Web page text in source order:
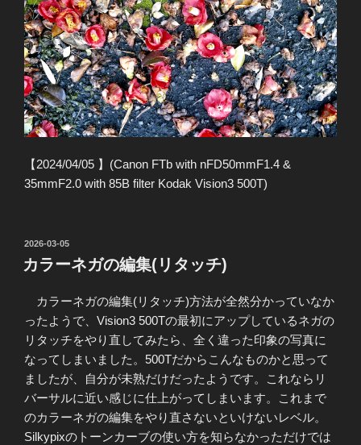
【2024/04/05 】(Canon FTb with nFD50mmF1.4 &
35mmF2.0 with 85B filter Kodak Vision3 500T)
投
稿
日:
2026-03-05
カラーネガの編集(リタッチ)
カラーネガの編集(リタッチ)方法が全然分かっていなか
ったようで、Vision3 500Tの最初にアップしているネガの
リタッチをやり直してみたら、全く違った印象の写真に
なってしまいました。500Tだからこんなものかと思って
ましたが、自分が未熟だけだったようです。これならリ
バーサルに近い感じに仕上がってしまいます。これまで
のカラーネガの編集をやり直さないといけないレベル。
Silkypixのトーンカーブの使い方を知らなかっただけでは